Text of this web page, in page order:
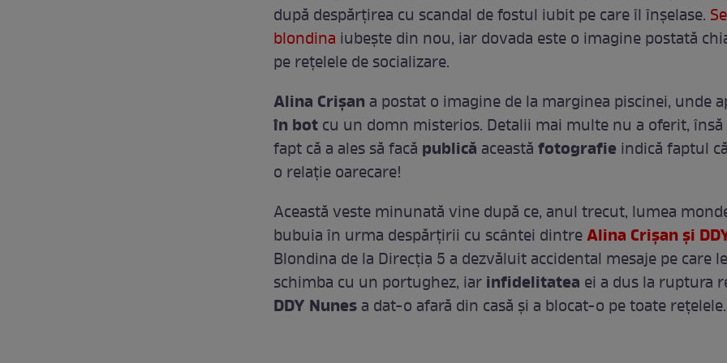
după despărțirea cu scandal de fostul iubit pe care îl înșelase.
blondina iubește din nou, iar dovada este o imagine postată
pe rețelele de socializare.
Alina Crișan a postat o imagine de la marginea piscinei, unde
în botcu un domn misterios. Detalii mai multe nu a oferit,
fapt că a ales să facă publică aceastăfotografie indică faptul
o relație oarecare!
Această veste minunată vine după ce, anul trecut, lumea
bubuia în urma despărțirii cu scântei dintreAlina Crișan și
Blondina de la Direcția 5 a dezvăluit accidental mesaje pe care le
schimba cu un portughez, iarinfidelitatea ei a dus la ruptura
DDY Nunesa dat-o afară din casă și a blocat-o pe toate rețelele.